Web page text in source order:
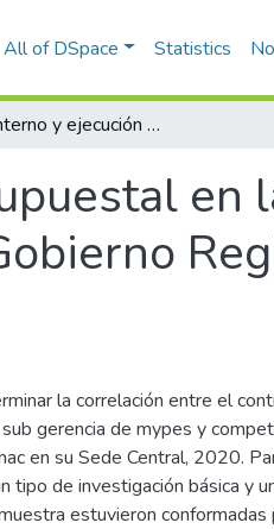
All of DSpace Statistics
Control interno y ejecución presupuestal en la sub gerencia de mypes y competitividad del Gobierno Regional de Apurímac- sede central, 2020
en
la correlación entre el
gerencia de mypes y
en su Sede Central, 2020.
tipo de investigación básica y
estuvieron